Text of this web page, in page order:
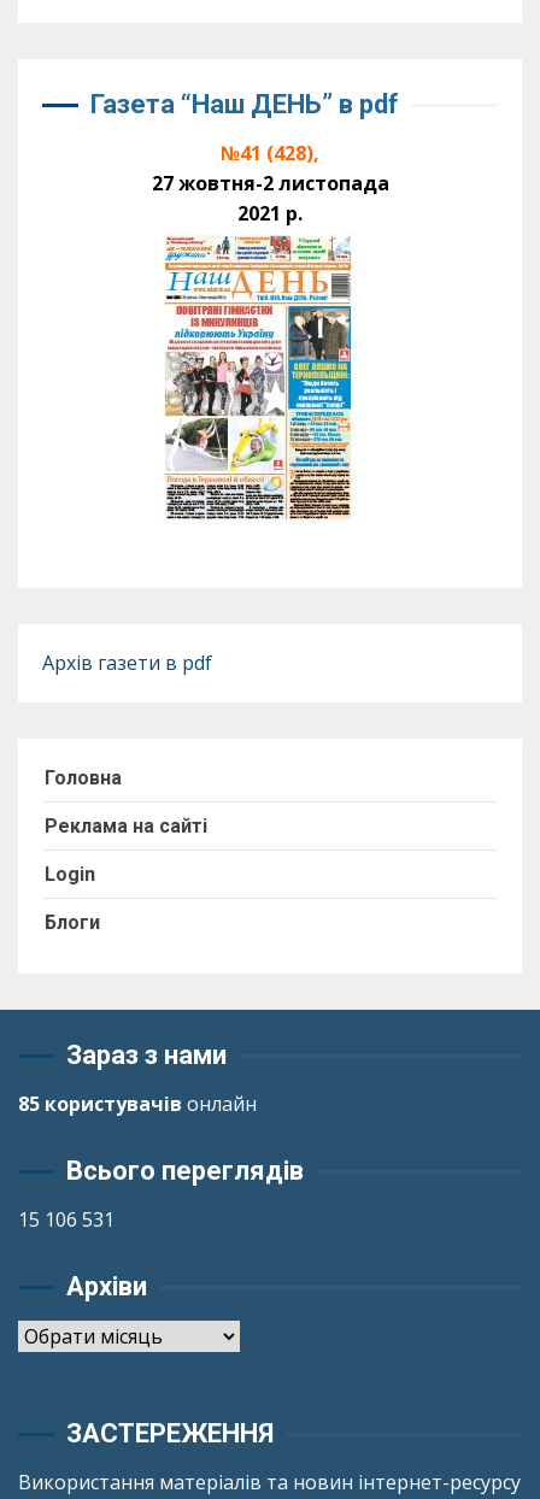
Газета “Наш ДЕНЬ” в pdf
№41 (428),
27 жовтня-2 листопада
2021 р.
Архів газети в pdf
Головна
Реклама на сайті
Login
Блоги
Зараз з нами
85 користувачів онлайн
Всього переглядів
15 106 531
Архіви
Архіви
ЗАСТЕРЕЖЕННЯ
Використання матеріалів та новин інтернет-ресурсу